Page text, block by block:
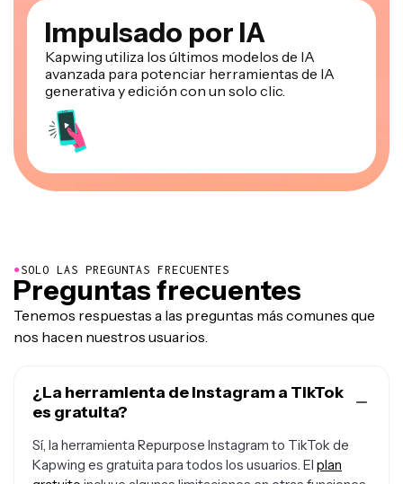
Impulsado por IA
Kapwing utiliza los últimos modelos de IA
avanzada para potenciar herramientas de IA
generativa y edición con un solo clic.
●SOLO LAS PREGUNTAS FRECUENTES
Preguntas frecuentes
Tenemos respuestas a las preguntas más comunes que
nos hacen nuestros usuarios.
¿La herramienta de Instagram a TikTok
es gratuita?
Sí, la herramienta Repurpose Instagram to TikTok de
Kapwing es gratuita para todos los usuarios. El plan